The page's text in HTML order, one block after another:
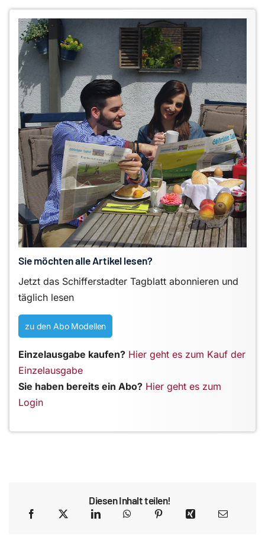
Sie möchten alle Artikel lesen?
Jetzt das Schifferstadter Tagblatt abonnieren und
täglich lesen
zu den Abo Modellen
Einzelausgabe kaufen? Hier geht es zum Kauf der
Einzelausgabe
Sie haben bereits ein Abo? Hier geht es zum
Login
Diesen Inhalt teilen!